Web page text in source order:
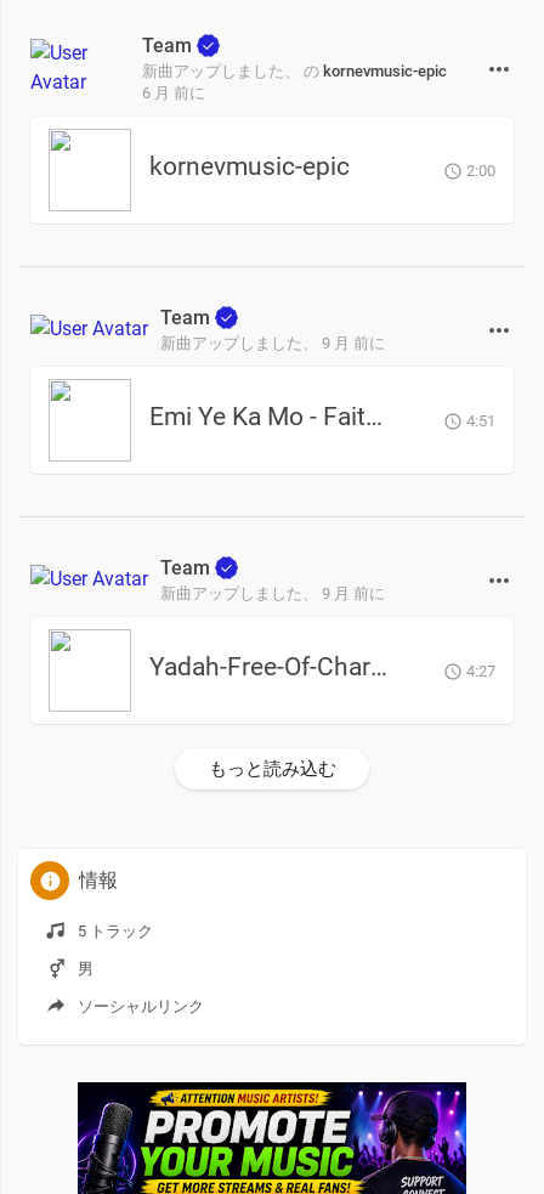
Team
新曲アップしました、 の kornevmusic-epic
6 月 前に
kornevmusic-epic 2:00
Team
新曲アップしました、 9 月 前に
Emi Ye Ka Mo - Faith Johnmark 4:51
Team
新曲アップしました、 9 月 前に
Yadah-Free-Of-Charge 4:27
もっと読み込む
情報
5 トラック
男
ソーシャルリンク